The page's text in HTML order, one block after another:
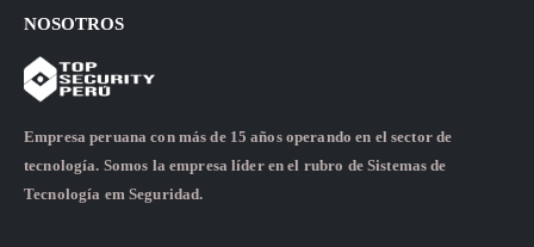
NOSOTROS
Empresa peruana con más de 15 años operando en el sector de
tecnología. Somos la empresa líder en el rubro de Sistemas de
Tecnología em Seguridad.